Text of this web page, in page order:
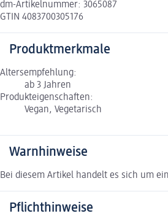
dm-Artikelnummer: 3065087
GTIN 4083700305176
Produktmerkmale
Altersempfehlung:
ab 3 Jahren
Produkteigenschaften:
Vegan, Vegetarisch
Warnhinweise
Bei diesem Artikel handelt es sich um
Pflichthinweise